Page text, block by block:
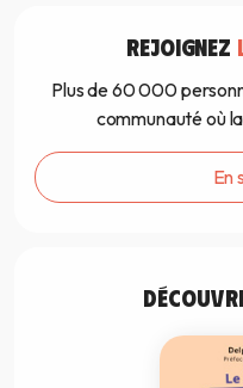
REJOIGNEZ
Plus de 60 000
communauté où
En